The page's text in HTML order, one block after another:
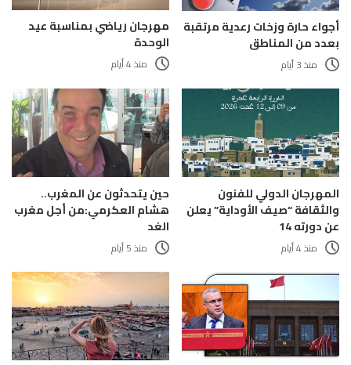
أجواء حارة وزخات رعدية مرتقبة
بعدد من المناطق
منذ 3 أيام
مهرجان رياضي بمناسبة عيد
الوحدة
منذ 4 أيام
المهرجان الدولي للفنون
والثقافة “صيف الأوداية” يعلن
عن دورته 14
منذ 4 أيام
حين يتحدثون عن المغرب..
هشام العكرمي:من أجل مغرب
الغد
منذ 5 أيام